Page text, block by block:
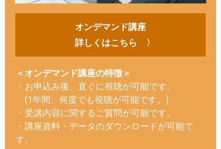
オンデマンド講座
詳しくはこちら 〉
＜オンデマンド講座の特徴＞
・お申込み後、直ぐに視聴が可能です。
(1年間、何度でも視聴が可能です。)
・受講内容に関するご質問が可能です。
・講座資料・データのダウンロードが可能で
す。